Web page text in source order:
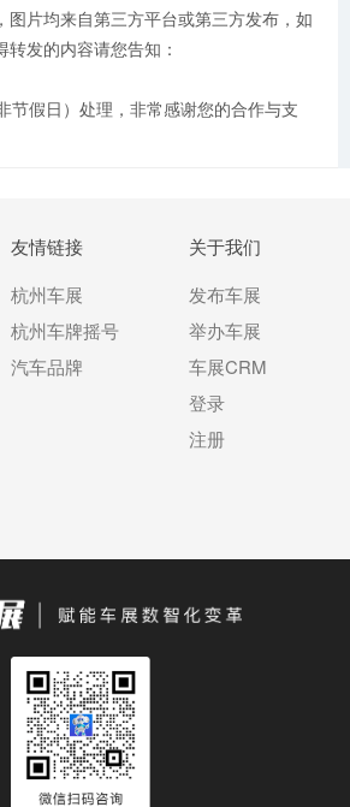
图片均来自第三方平台或第三方发布，如
发的内容请您告知：
节假日）处理，非常感谢您的合作与支
友情链接
杭州车展
杭州车牌摇号
汽车品牌
关于我们
发布车展
举办车展
车展CRM
登录
注册